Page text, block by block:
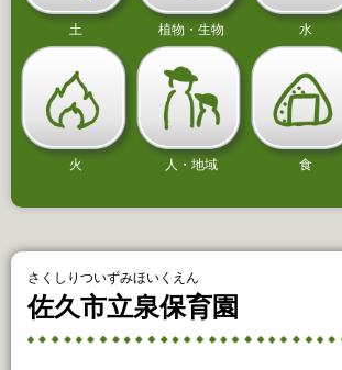
土 植物・生物 水
火 人・地域 食
さくしりついずみほいくえん
佐久市立泉保育園